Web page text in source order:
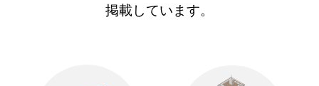
掲載しています。